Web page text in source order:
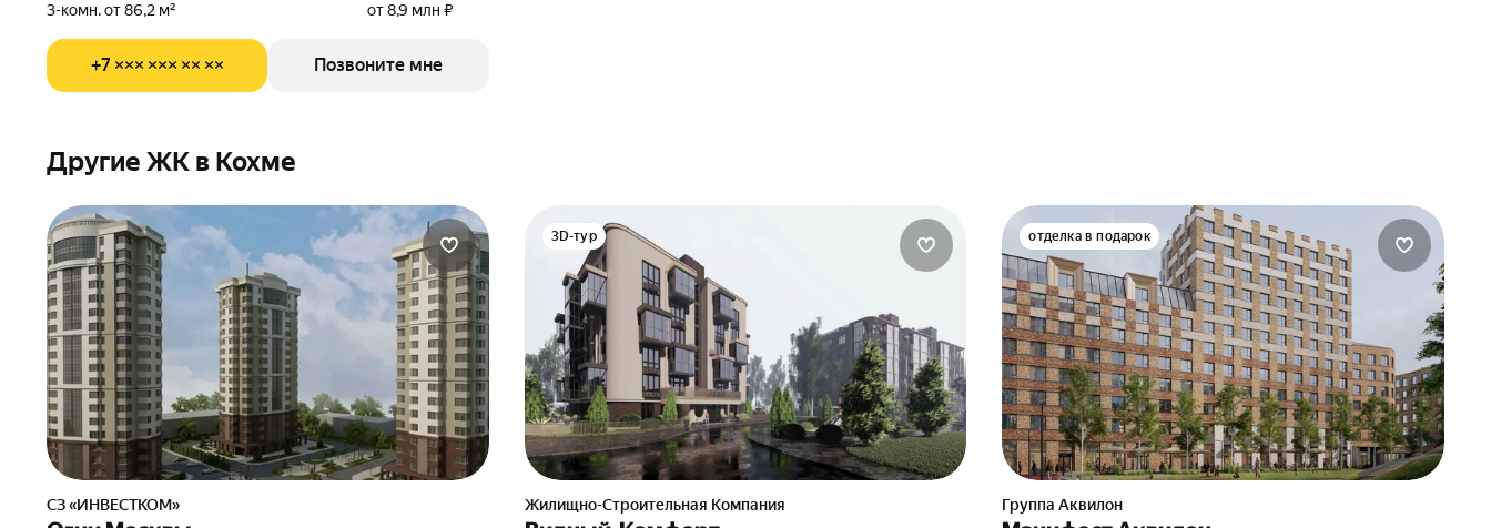
3-комн. от 86,2 м²
от 8,9 млн ₽
+7 ××× ××× ×× ×× Позвоните мне
Другие ЖК в Кохме
СЗ «ИНВЕСТКОМ»
3D-тур
Жилищно-Строительная Компания
отделка в подарок
Группа Аквилон